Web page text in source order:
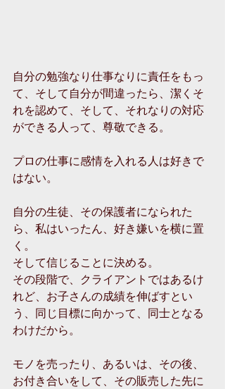
自分の勉強なり仕事なりに責任をもっ
て、そして自分が間違ったら、潔くそ
れを認めて、そして、それなりの対応
ができる人って、尊敬できる。
プロの仕事に感情を入れる人は好きで
はない。
自分の生徒、その保護者になられた
ら、私はいったん、好き嫌いを横に置
く。
そして信じることに決める。
その段階で、クライアントではあるけ
れど、お子さんの成績を伸ばすとい
う、同じ目標に向かって、同士となる
わけだから。
モノを売ったり、あるいは、その後、
お付き合いをして、その販売した先に